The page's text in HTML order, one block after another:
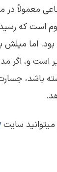
معمولاً
است که
اما میلش
است و، اگر
باشد،
میتوانید سایت